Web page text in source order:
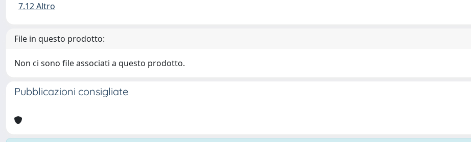
7.12 Altro
File in questo prodotto:
Non ci sono file associati a questo prodotto.
Pubblicazioni consigliate